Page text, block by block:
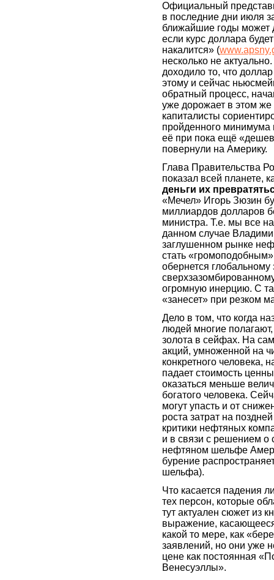
Официальный
в последние дни июля
ближайшие годы может
если курс доллара
накалится» (
несколько не
доходило то, что
этому и сейчас
обратный процесс,
уже дорожает в этом же
капиталисты
пройденного минимума
её при пока ещё
повернули на Америку.
Глава Правительства
показал всей планете,
деньги их
«Мечел» Игорь Зюзин
миллиардов долларов
министра. Т.е. мы все
данном случае
заглушенном рынке
стать
обернется глобальному
огромную инерцию. С
«занесет» при резком
Дело в том, что когда
людей многие полагают,
золота в сейфах. На
акций, умноженной на
конкретного человека,
падает стоимость
оказаться меньше
богатого человека.
могут упасть и от
роста затрат на
критики нефтяных
и в связи с решением о
нефтяном шельфе
бурение
шельфа).
Что касается падения
тех персон, которые
тут актуален сюжет из
выражение,
какой то мере, как
заявлений, но они уже
цене как постоянная
Венесуэллы».